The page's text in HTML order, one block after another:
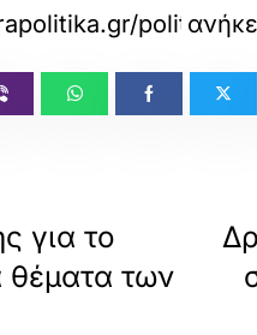
politiki/
για το
θέματα των